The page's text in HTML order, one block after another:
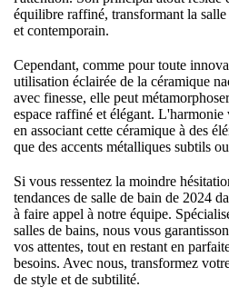
équilibre raffiné, transformant la
et contemporain.
Cependant, comme pour toute
utilisation éclairée de la céramique
avec finesse, elle peut
espace raffiné et élégant.
en associant cette céramique à des
que des accents métalliques subtils
Si vous ressentez la moindre
tendances de salle de bain de 2024
à faire appel à notre équipe.
salles de bains, nous vous
vos attentes, tout en restant en
besoins. Avec nous, transformez
de style et de subtilité.